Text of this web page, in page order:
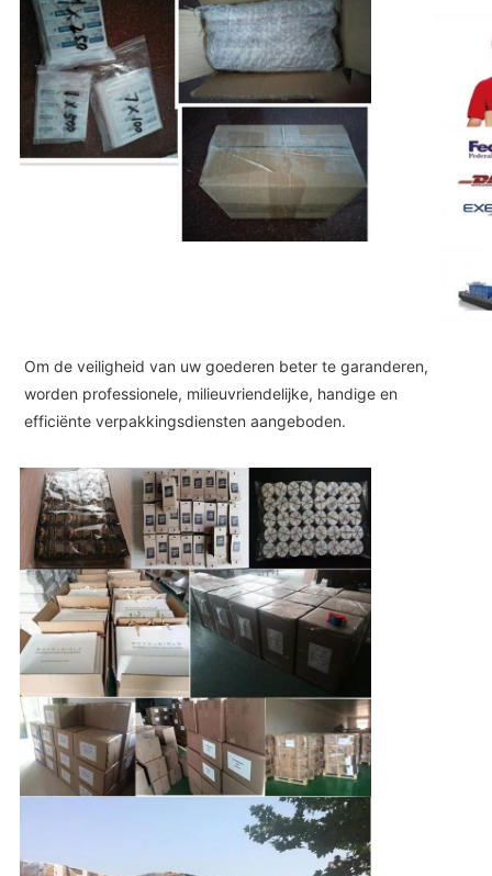
Om de veiligheid van uw goederen beter te garanderen,
worden professionele, milieuvriendelijke, handige en
efficiënte verpakkingsdiensten aangeboden.